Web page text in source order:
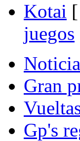
Kotai [
juegos
Gran
Gp's